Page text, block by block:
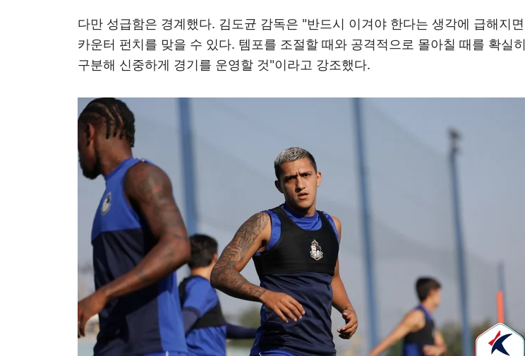
다만 성급함은 경계했다. 김도균 감독은 "반드시 이겨야 한다는 생각에 급해지면
카운터 펀치를 맞을 수 있다. 템포를 조절할 때와 공격적으로 몰아칠 때를 확실히
구분해 신중하게 경기를 운영할 것"이라고 강조했다.